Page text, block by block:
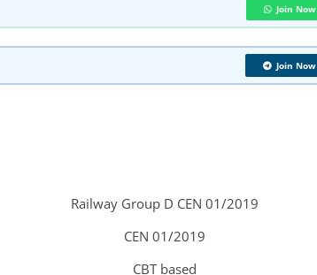
Join Now
Join Now
Railway Group D CEN 01/2019
CEN 01/2019
CBT based